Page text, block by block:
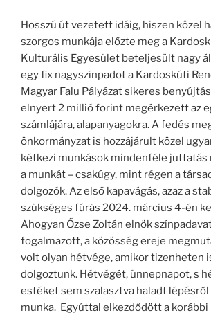
Hosszú út vezetett idáig, hiszen közel
szorgos munkája előzte meg a
Kulturális Egyesület beteljesült nagy
egy fix nagyszínpadot a Kardoskúti
Magyar Falu Pályázat sikeres
elnyert 2 millió forint megérkezett az
számlájára, alapanyagokra. A fedés
önkormányzat is hozzájárult közel
kétkezi munkások mindenféle juttatás
a munkát – csakúgy, mint régen a
dolgozók. Az első kapavágás, azaz a
szükséges fúrás 2024. március 4-én
Ahogyan Őzse Zoltán elnök
fogalmazott, a közösség ereje
volt olyan hétvége, amikor tizenheten
dolgoztunk. Hétvégét, ünnepnapot, s
estéket sem szalasztva haladt lépésről
munka. Egyúttal elkezdődött a korábbi